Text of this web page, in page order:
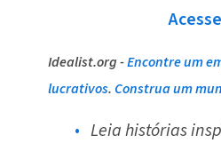
Idealist.org -Encontre um
lucrativos. Construa um
Leia histórias